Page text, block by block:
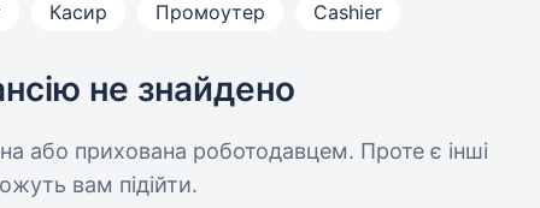
Касир Промоутер Cashier
не знайдено
або прихована роботодавцем. Проте є інші
вам підійти.